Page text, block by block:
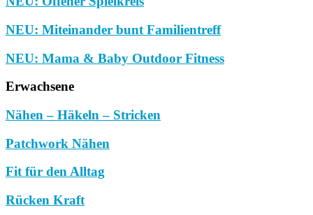
NEU: Miteinander bunt Familientreff
NEU: Mama & Baby Outdoor Fitness
Erwachsene
Nähen – Häkeln – Stricken
Patchwork Nähen
Fit für den Alltag
Rücken Kraft